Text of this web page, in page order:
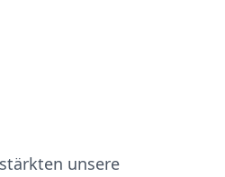
unsere